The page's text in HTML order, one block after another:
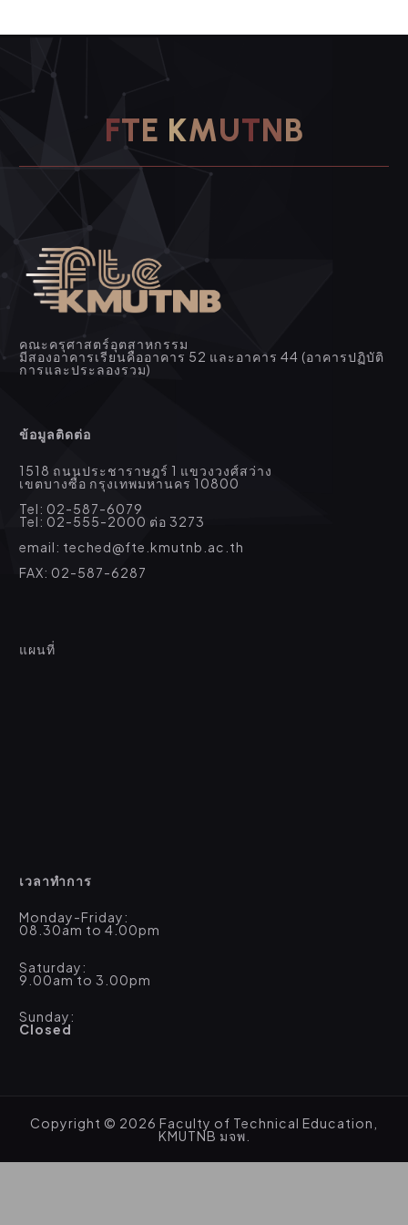
FTE KMUTNB
คณะครุศาสตร์อุตสาหกรรม
มีสองอาคารเรียนคืออาคาร 52 และอาคาร 44 (อาคารปฏิบัติ
การและประลองรวม)
ข้อมูลติดต่อ
1518 ถนนประชาราษฎร์ 1 แขวงวงศ์สว่าง
เขตบางซื่อ กรุงเทพมหานคร 10800
Tel: 02-587-6079
Tel: 02-555-2000 ต่อ 3273
email: teched@fte.kmutnb.ac.th
FAX: 02-587-6287
แผนที่
เวลาทำการ
Monday-Friday:
08.30am to 4.00pm
Saturday:
9.00am to 3.00pm
Sunday:
Closed
Copyright © 2026 Faculty of Technical Education,
KMUTNB มจพ.